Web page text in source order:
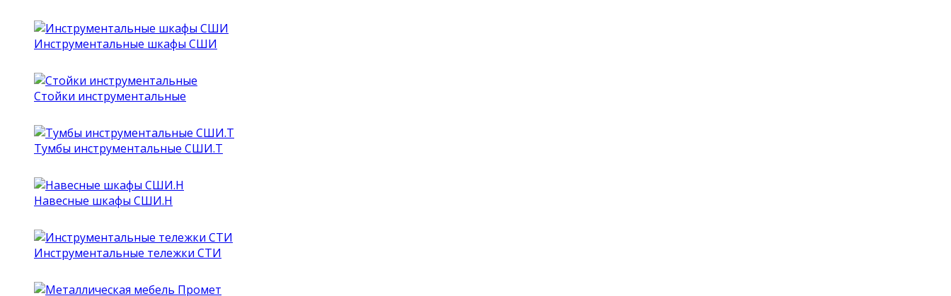
Инструментальные шкафы СШИ
Стойки инструментальные
Тумбы инструментальные СШИ.Т
Навесные шкафы СШИ.Н
Инструментальные тележки СТИ